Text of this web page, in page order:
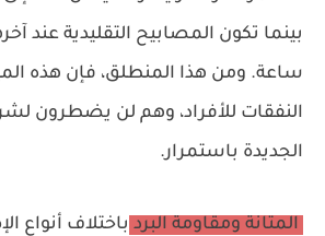
ساعة. ومن هذا المنطلق، فإن هذه
النفقات للأفراد، وهم لن يضطرون
الجديدة باستمرار.
المتانة ومقاومة البرد باختلاف أنواع